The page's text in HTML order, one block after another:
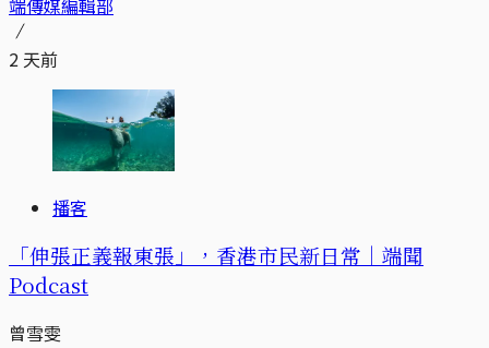
端傳媒編輯部
2 天前
播客
「伸張正義報東張」，香港市民新日常｜端聞
Podcast
曾雪雯